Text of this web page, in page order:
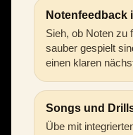
Notenfeedback
Sieh, ob Noten zu
sauber gespielt
einen klaren
Songs und
Übe mit